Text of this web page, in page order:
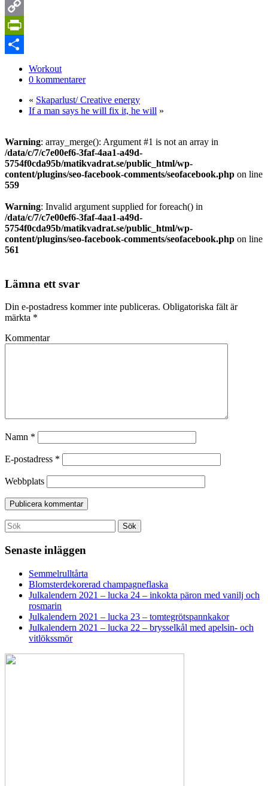
LinkedIn
Copy
Link
PrintFriendly
Workout
0 kommentarer
« Skaparlust/ Creative energy
If a man says he will fix it, he will »
Warning: array_merge(): Argument #1 is not an array in
/data/c/7/c7e00ef6-3faf-4aa1-a49d-
5754f0cda95b/matikvadrat.se/public_html/wp-
content/plugins/seo-facebook-comments/seofacebook.php on line
559
Warning: Invalid argument supplied for foreach() in
/data/c/7/c7e00ef6-3faf-4aa1-a49d-
5754f0cda95b/matikvadrat.se/public_html/wp-
content/plugins/seo-facebook-comments/seofacebook.php on line
561
Lämna ett svar
Din e-postadress kommer inte publiceras. Obligatoriska fält är
märkta *
Kommentar
Namn *
E-postadress *
Webbplats
Search
for:
Sök
Senaste inläggen
Semmelrulltårta
Blomsterdekorerad champagneflaska
Julkalendern 2021 – lucka 24 – inkokta päron med vanilj och
rosmarin
Julkalendern 2021 – lucka 23 – tomtegrötspannkakor
Julkalendern 2021 – lucka 22 – brysselkål med apelsin- och
vitlökssmör